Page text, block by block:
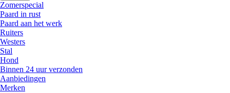
Zomerspecial
Paard in rust
Paard aan het werk
Ruiters
Westers
Stal
Hond
Binnen 24 uur verzonden
Aanbiedingen
Merken